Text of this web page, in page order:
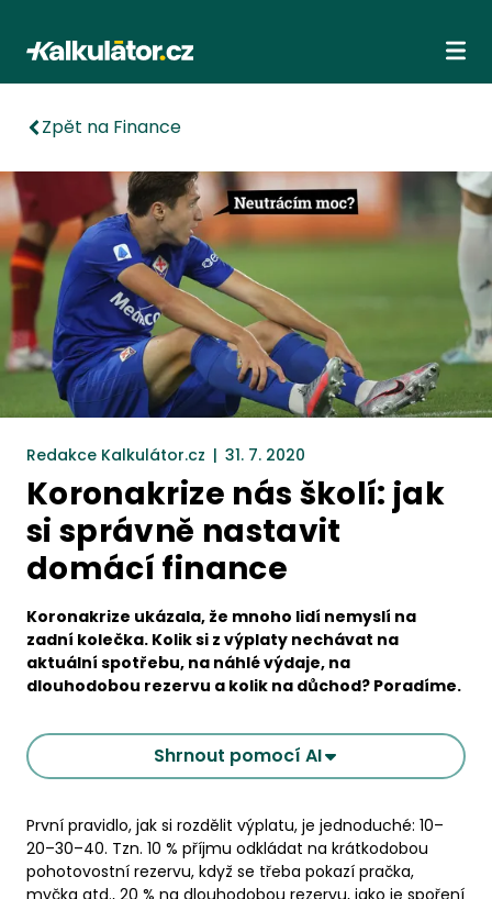
Kalkulátor.cz
Zpět na Finance
Redakce Kalkulátor.cz | 31. 7. 2020
Koronakrize nás školí: jak
si správně nastavit
domácí finance
Koronakrize ukázala, že mnoho lidí nemyslí na
zadní kolečka. Kolik si z výplaty nechávat na
aktuální spotřebu, na náhlé výdaje, na
dlouhodobou rezervu a kolik na důchod? Poradíme.
Shrnout pomocí AI
První pravidlo, jak si rozdělit výplatu, je jednoduché: 10–
20–30–40. Tzn. 10 % příjmu odkládat na krátkodobou
pohotovostní rezervu, když se třeba pokazí pračka,
myčka atd., 20 % na dlouhodobou rezervu, jako je spoření